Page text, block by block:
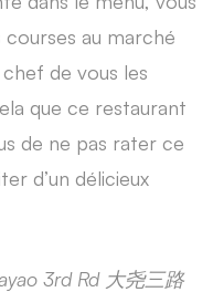
au marché
de vous les
que ce restaurant
de ne pas rater ce
d’un délicieux
3rd Rd 大尧三路